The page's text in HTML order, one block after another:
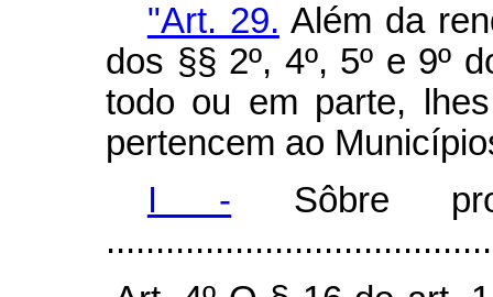
"Art. 29. Além da
dos §§ 2º, 4º, 5º e 9º
todo ou em parte,
pertencem ao
I - Sôbre